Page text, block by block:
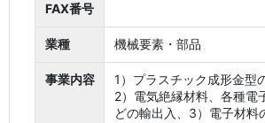
FAX番号
業種 機械要素・部品
事業内容
1）プラスチック成形金型
2）電気絶縁材料、各種電
どの輸出入、3）電子材料